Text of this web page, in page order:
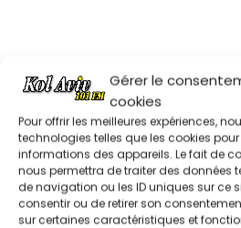
Gérer le
cookies
Pour offrir les meilleures expériences,
technologies telles que les cookies
informations des appareils. Le fait de
nous permettra de traiter des données
de navigation ou les ID uniques sur ce
consentir ou de retirer son
sur certaines caractéristiques et
juin 2023
UPCOMING SHOWS
REDIFFUSION DU
TOV / ISRAËL LE MAG
L’ACTU
10:05 - 11:00